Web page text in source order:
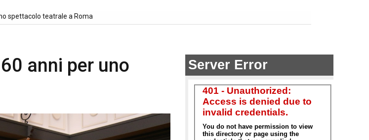
spettacolo teatrale a Roma
anni per uno